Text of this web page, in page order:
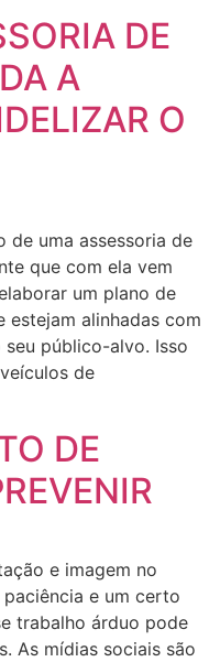
DE
A
O
de uma assessoria de
que com ela vem
um plano de
alinhadas com
público-alvo. Isso
de
DE
e imagem no
e um certo
trabalho árduo pode
As mídias sociais são